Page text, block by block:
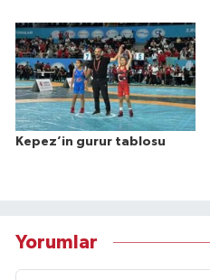
Kepez’in gurur tablosu
Yorumlar